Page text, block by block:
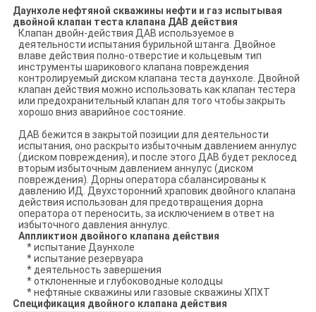
Даунхоле нефтяной скважины нефти и газ испытывая
двойной клапан теста клапана ДАВ действия
Клапан двойн-действия ДАВ используемое в
деятельности испытания бурильной штанга. Двойное
влаве действия полно-отверстие и кольцевым тип
инструменты шарикового клапана повреждения
контролируемый диском клапана теста даунхоле. Двойной
клапан действия можно использовать как клапан тестера
или предохранительный клапан для того чтобы закрыть
хорошо вниз аварийное состояние.
ДАВ бежится в закрытой позиции для деятельности
испытания, оно раскрыто избыточным давлением аннулус
(диском повреждения), и после этого ДАВ будет реклосед
вторым избыточным давлением аннулус (диском
повреждения). Дорны оператора сбалансированы к
давлению ИД. Двухсторонний храповик двойного клапана
действия использован для предотвращения дорна
оператора от переносить, за исключением в ответ на
избыточного давления аннулус.
Аппликтион двойного клапана действия
* испытание Даунхоле
* испытание резервуара
* деятельность завершения
* отклоненные и глубоководные колодцы
* нефтяные скважины или газовые скважины ХПХТ
Спецификация двойного клапана действия